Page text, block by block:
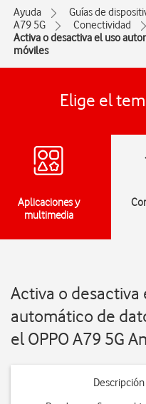
Ayuda Guías de
A79 5G
Conectividad
Activa o desactiva el uso
móviles
Elige el
Aplicaciones y
multimedia
Activa o desactiva
automático de
el OPPO A79 5G